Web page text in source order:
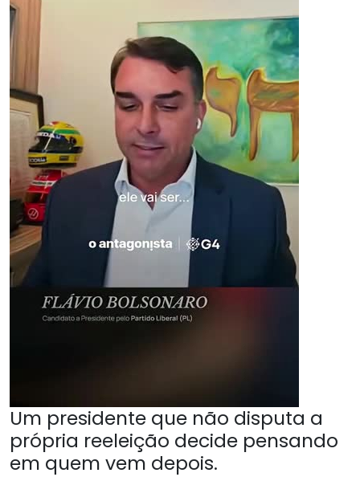
Um presidente que não disputa a
própria reeleição decide pensando
em quem vem depois.